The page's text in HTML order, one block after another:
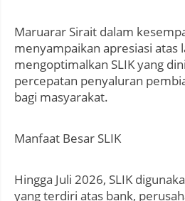
Maruarar Sirait dalam
menyampaikan apresiasi atas
mengoptimalkan SLIK yang
percepatan penyaluran
bagi masyarakat.
Manfaat Besar SLIK
Hingga Juli 2026, SLIK
yang terdiri atas bank,